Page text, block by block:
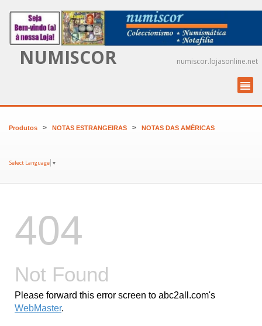
NUMISCOR numiscor.lojasonline.net
Produtos > NOTAS ESTRANGEIRAS > NOTAS DAS AMÉRICAS
Select Language ▼